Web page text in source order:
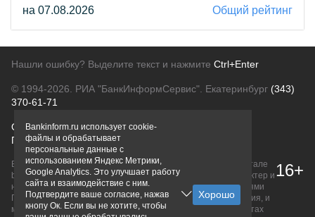
на 07.08.2026 Общий рейтинг
Нашли ошибку? Выделите текст и нажмите Ctrl+Enter
© 1994-2026. РИА "БанкИнформСервис". Екатеринбург (343)
370-61-71
О проектеПолитика конфиденциальности
Правовая информацияДля рекламодателей
Вся информация о продуктах банков, размещенная на портале
bankinform.ru, носит исключительно ознакомительный характер и
не является публичной офертой, определяемой положениями
ГК РФ. Информация не содержит точного и полного описания, и
может быть изменена. Конечные условия уточняйте на сайтах
16+
Bankinform.ru использует cookie-
файлы и обрабатывает
персональные данные с
использованием Яндекс Метрики,
Google Analytics. Это улучшает работу
сайта и взаимодействие с ним.
Подтвердите ваше согласие, нажав
кнопу Ок. Если вы не хотите, чтобы